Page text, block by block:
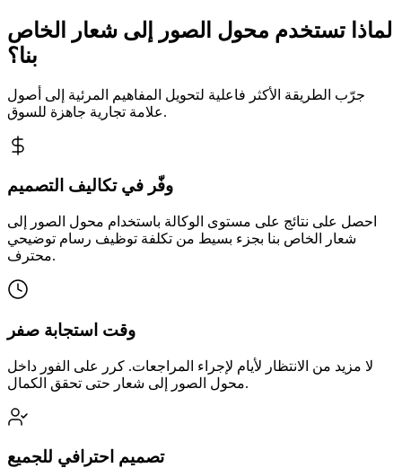
لماذا تستخدم محول الصور إلى شعار الخاص
بنا؟
جرّب الطريقة الأكثر فاعلية لتحويل المفاهيم المرئية إلى أصول
علامة تجارية جاهزة للسوق.
وفّر في تكاليف التصميم
احصل على نتائج على مستوى الوكالة باستخدام محول الصور إلى
شعار الخاص بنا بجزء بسيط من تكلفة توظيف رسام توضيحي
محترف.
وقت استجابة صفر
لا مزيد من الانتظار لأيام لإجراء المراجعات. كرر على الفور داخل
محول الصور إلى شعار حتى تحقق الكمال.
تصميم احترافي للجميع